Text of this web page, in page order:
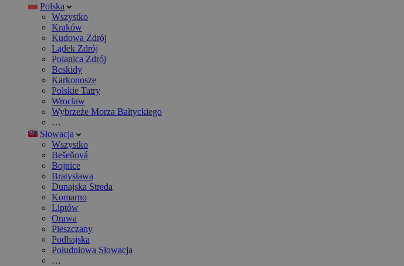
Polska
Wszystko
Kraków
Kudowa Zdrój
Lądek Zdrój
Polanica Zdrój
Beskidy
Karkonosze
Polskie Tatry
Wrocław
Wybrzeże Morza Bałtyckiego
…
Słowacja
Wszystko
Bešeňová
Bojnice
Bratysława
Dunajska Streda
Komarno
Liptów
Orawa
Pieszczany
Podhajska
Południowa Słowacja
…